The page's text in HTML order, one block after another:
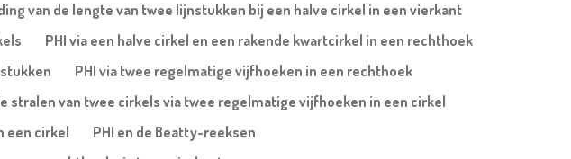
van de lengte van twee lijnstukken bij een halve cirkel in een vierkant
PHI via een halve cirkel en een rakende kwartcirkel in een rechthoek
PHI via twee regelmatige vijfhoeken in een rechthoek
stralen van twee cirkels via twee regelmatige vijfhoeken in een cirkel
een cirkel
PHI en de Beatty-reeksen